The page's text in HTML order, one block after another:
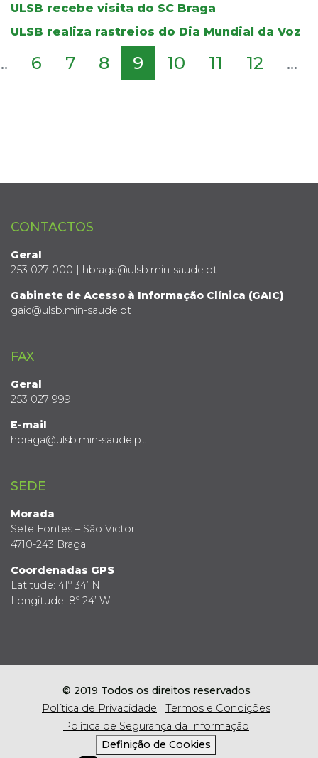
ULSB recebe visita do SC Braga
ULSB realiza rastreios do Dia Mundial da Voz
6 7 8 9 10 11 12 ...
CONTACTOS
Geral
253 027 000 | hbraga@ulsb.min-saude.pt
Gabinete de Acesso à Informação Clínica (GAIC)
gaic@ulsb.min-saude.pt
FAX
Geral
253 027 999
E-mail
hbraga@ulsb.min-saude.pt
SEDE
Morada
Sete Fontes – São Victor
4710-243 Braga
Coordenadas GPS
Latitude: 41º 34’ N
Longitude: 8º 24’ W
© 2019 Todos os direitos reservados
Política de Privacidade
Termos e Condições
Política de Segurança da Informação
Definição de Cookies